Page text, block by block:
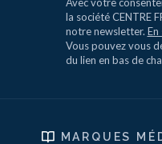
la société CENTRE
notre newsletter.
Vous pouvez vous
du lien en bas de
MARQUES